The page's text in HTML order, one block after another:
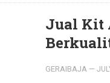
Jual Kit
GERAIBAJA —